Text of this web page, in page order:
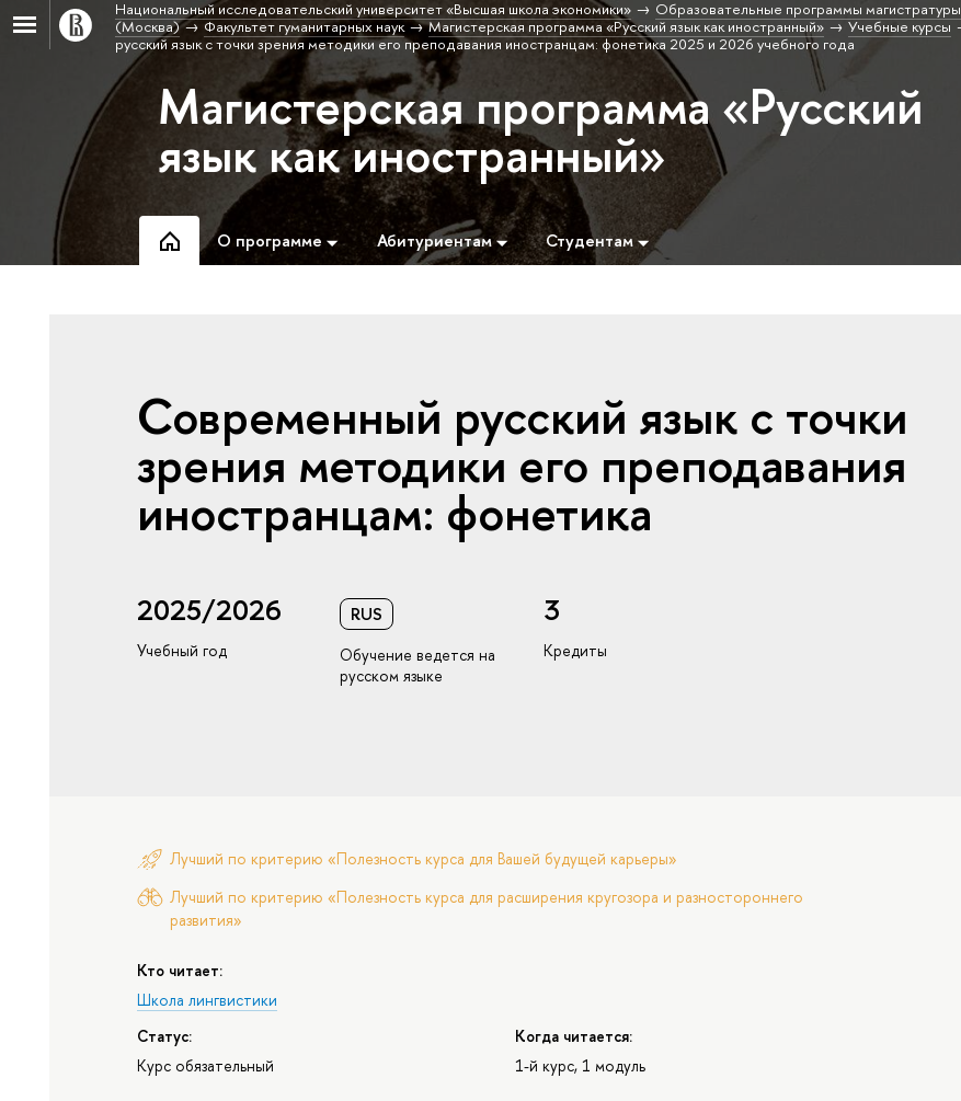
Национальный исследовательский университет «Высшая школа экономики»
Образовательные программы магистратуры
(Москва)
Факультет гуманитарных наук Магистерская программа «Русский язык как иностранный» Учебные курсы
русский язык с точки зрения методики его преподавания иностранцам: фонетика 2025 и 2026 учебного года
Магистерская программа «Русский
язык как иностранный»
О программе Абитуриентам Студентам
Современный русский язык с точки
зрения методики его преподавания
иностранцам: фонетика
2025/2026
Учебный год
RUS
Обучение ведется на
русском языке
3
Кредиты
Лучший по критерию «Полезность курса для Вашей будущей карьеры»
Лучший по критерию «Полезность курса для расширения кругозора и разностороннего
развития»
Кто читает:
Школа лингвистики
Статус:
Курс обязательный
Когда читается:
1-й курс, 1 модуль